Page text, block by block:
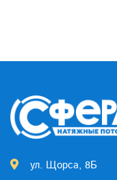
ул. Щорса, 8Б